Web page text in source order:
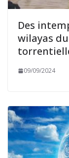
Des
wilayas
09/09/2024